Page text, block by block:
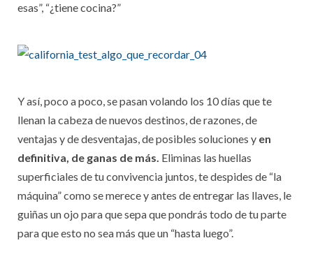
esas”, “¿tiene cocina?”
Y así, poco a poco, se pasan volando los 10 días que te
llenan la cabeza de nuevos destinos, de razones, de
ventajas y de desventajas, de posibles soluciones y en
definitiva, de ganas de más. Eliminas las huellas
superficiales de tu convivencia juntos, te despides de “la
máquina” como se merece y antes de entregar las llaves, le
guiñas un ojo para que sepa que pondrás todo de tu parte
para que esto no sea más que un “hasta luego”.